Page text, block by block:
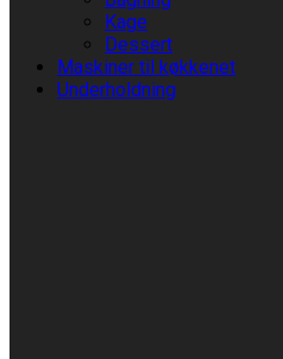
Kage
Dessert
Maskiner til køkkenet
Underholdning